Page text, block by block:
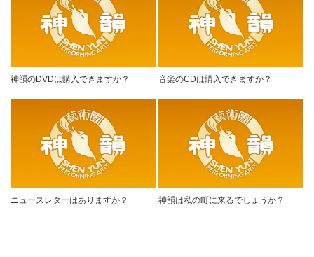
神韻のDVDは購入できますか？ 音楽のCDは購入できますか？
ニュースレターはありますか？ 神韻は私の町に来るでしょうか？